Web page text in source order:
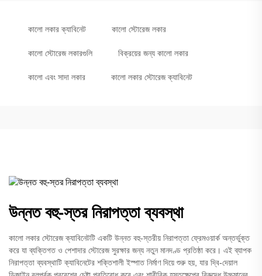
কালো লকার ক্যাবিনেট কালো স্টোরেজ লকার
কালো স্টোরেজ লকারগুলি বিক্রয়ের জন্য কালো লকার
কালো এবং সাদা লকার কালো লকার স্টোরেজ ক্যাবিনেট
উন্নত বহু-স্তর নিরাপত্তা ব্যবস্থা
কালো লকার স্টোরেজ ক্যাবিনেটটি একটি উন্নত বহু-স্তরীয় নিরাপত্তা ফ্রেমওয়ার্ক অন্তর্ভুক্ত
করে যা ব্যক্তিগত ও পেশাদার স্টোরেজ সুরক্ষার জন্য নতুন মানদণ্ড প্রতিষ্ঠা করে। এই ব্যাপক
নিরাপত্তা ব্যবস্থাটি ক্যাবিনেটের শক্তিশালী ইস্পাত নির্মাণ দিয়ে শুরু হয়, যার দ্বি-দেয়াল